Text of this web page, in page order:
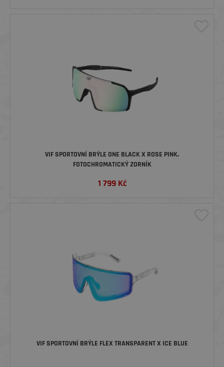
VIF SPORTOVNÍ BRÝLE ONE BLACK X ROSE PINK,
FOTOCHROMATICKÝ ZORNÍK
1 799Kč
VIF SPORTOVNÍ BRÝLE FLEX TRANSPARENT X ICE BLUE